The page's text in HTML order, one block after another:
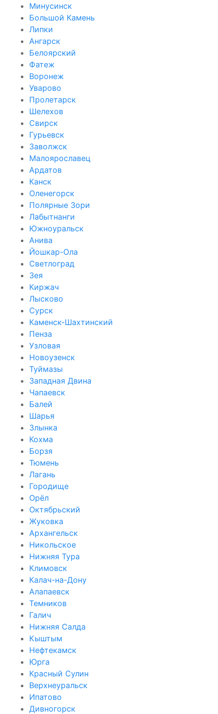
Минусинск
Большой Камень
Липки
Ангарск
Белоярский
Фатеж
Воронеж
Уварово
Пролетарск
Шелехов
Свирск
Гурьевск
Заволжск
Малоярославец
Ардатов
Канск
Оленегорск
Полярные Зори
Лабытнанги
Южноуральск
Анива
Йошкар-Ола
Светлоград
Зея
Киржач
Лысково
Сурск
Каменск-Шахтинский
Пенза
Узловая
Новоузенск
Туймазы
Западная Двина
Чапаевск
Балей
Шарья
Злынка
Кохма
Борзя
Тюмень
Лагань
Городище
Орёл
Октябрьский
Жуковка
Архангельск
Никольское
Нижняя Тура
Климовск
Калач-на-Дону
Алапаевск
Темников
Галич
Нижняя Салда
Кыштым
Нефтекамск
Юрга
Красный Сулин
Верхнеуральск
Ипатово
Дивногорск